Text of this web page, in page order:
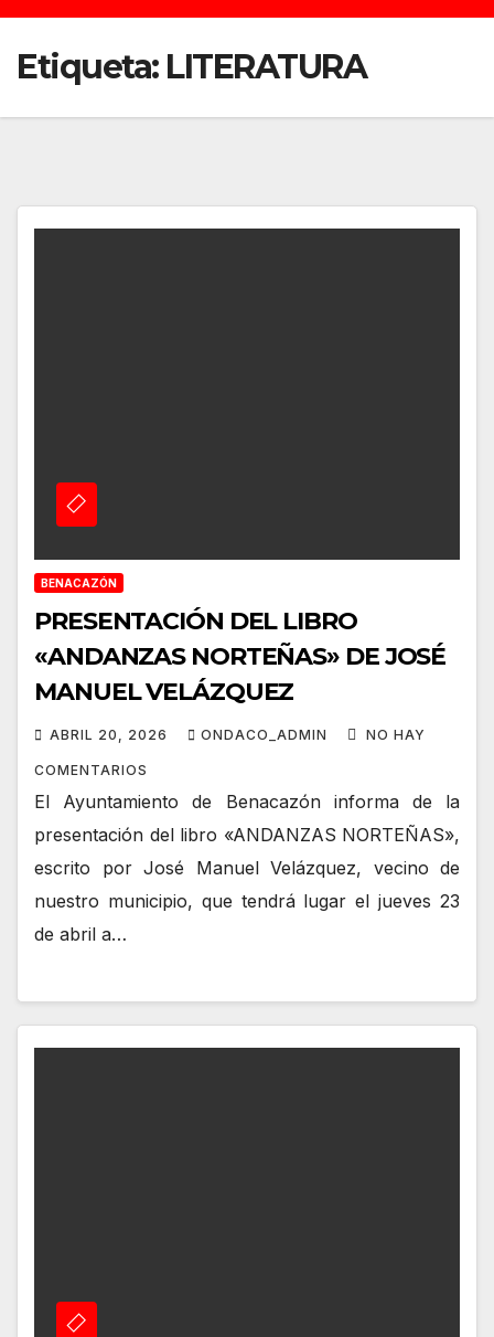
Etiqueta: LITERATURA
BENACAZÓN
PRESENTACIÓN DEL LIBRO
«ANDANZAS NORTEÑAS» DE JOSÉ
MANUEL VELÁZQUEZ
ABRIL 20, 2026 ONDACO_ADMIN NO HAY
COMENTARIOS
El Ayuntamiento de Benacazón informa de la
presentación del libro «ANDANZAS NORTEÑAS»,
escrito por José Manuel Velázquez, vecino de
nuestro municipio, que tendrá lugar el jueves 23
de abril a…